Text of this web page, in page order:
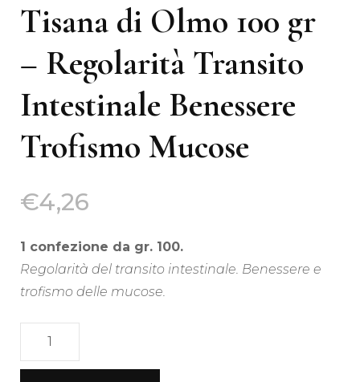
Tisana di Olmo 100 gr
– Regolarità Transito
Intestinale Benessere
Trofismo Mucose
€4,26
1 confezione da gr. 100.
Regolarità del transito intestinale. Benessere e
trofismo delle mucose.
Tisana